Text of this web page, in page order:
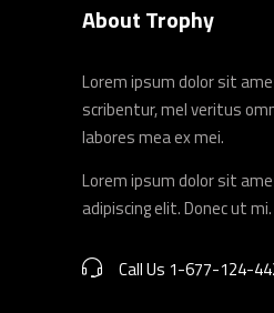
About Trophy
Lorem ipsum dolor sit
scribentur, mel veritus
labores mea ex mei.
Lorem ipsum dolor sit
adipiscing elit. Donec ut mi.
Call Us 1-677-124-